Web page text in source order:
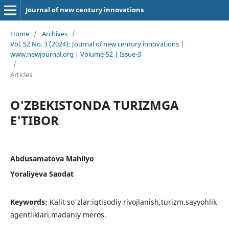
Journal of new century innovations
Home / Archives /
Vol. 52 No. 3 (2024): Journal of new century innovations |
www.newjournal.org | Volume-52 | Issue-3
/
Articles
O'ZBEKISTONDA TURIZMGA
E'TIBOR
Abdusamatova Mahliyo
Yoraliyeva Saodat
Keywords: Kalit so'zlar:iqtisodiy rivojlanish,turizm,sayyohlik
agentliklari,madaniy meros.